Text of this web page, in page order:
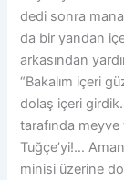
dedi sonra
da bir yandan
arkasından
“Bakalım içeri
dolaş içeri girdik.
tarafında meyve
Tuğçe’yi!…
minisi üzerine